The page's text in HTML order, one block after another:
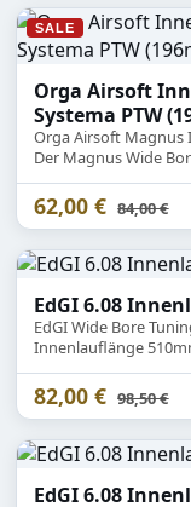
SALE
Orga Airsoft
Systema PTW
Orga Airsoft Magnus
Der Magnus Wide
Innenmaß 6.23mm.
62,00 € Statt
84,00 €
EdGI 6.08
EdGI Wide Bore
Innenlauflänge
82,00 € Statt
98,50 €
EdGI 6.08